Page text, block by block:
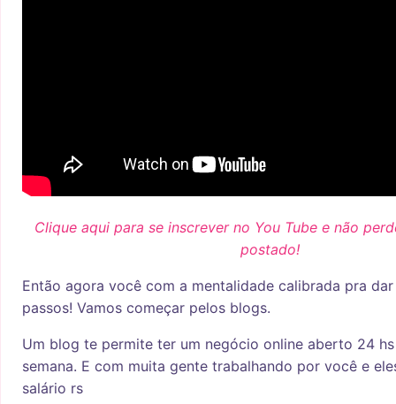
Clique aqui para se inscrever no You Tube e não
postado!
Então agora você com a mentalidade calibrada pra
passos! Vamos começar pelos blogs.
Um blog te permite ter um negócio online aberto 24
semana. E com muita gente trabalhando por você e
salário rs